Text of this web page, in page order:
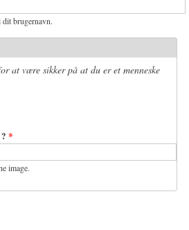
dit brugernavn.
at være sikker på at du er et menneske
*
image.